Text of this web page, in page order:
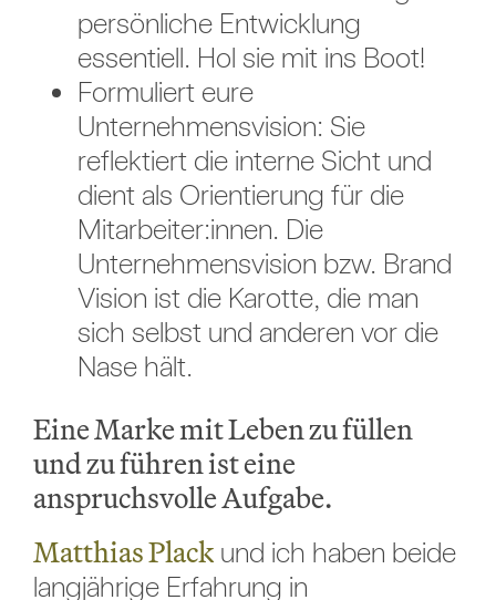
persönliche Entwicklung
essentiell. Hol sie mit ins Boot!
Formuliert eure
Unternehmensvision: Sie
reflektiert die interne Sicht und
dient als Orientierung für die
Mitarbeiter:innen. Die
Unternehmensvision bzw. Brand
Vision ist die Karotte, die man
sich selbst und anderen vor die
Nase hält.
Eine Marke mit Leben zu füllen
und zu führen ist eine
anspruchsvolle Aufgabe.
Matthias Plackund ich haben beide
langjährige Erfahrung in